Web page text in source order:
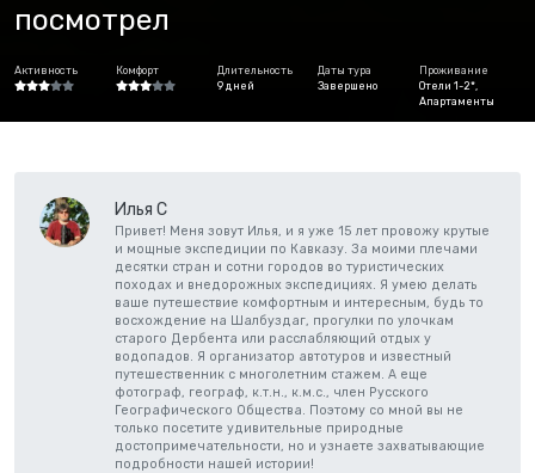
посмотрел
Активность Комфорт
Длительность
9 дней
Даты тура
Завершено
Проживание
Отели 1-2*,
Апартаменты
Илья С
Привет! Меня зовут Илья, и я уже 15 лет провожу крутые
и мощные экспедиции по Кавказу. За моими плечами
десятки стран и сотни городов во туристических
походах и внедорожных экспедициях. Я умею делать
ваше путешествие комфортным и интересным, будь то
восхождение на Шалбуздаг, прогулки по улочкам
старого Дербента или расслабляющий отдых у
водопадов. Я организатор автотуров и известный
путешественник с многолетним стажем. А еще
фотограф, географ, к.т.н., к.м.с., член Русского
Географического Общества. Поэтому со мной вы не
только посетите удивительные природные
достопримечательности, но и узнаете захватывающие
подробности нашей истории!